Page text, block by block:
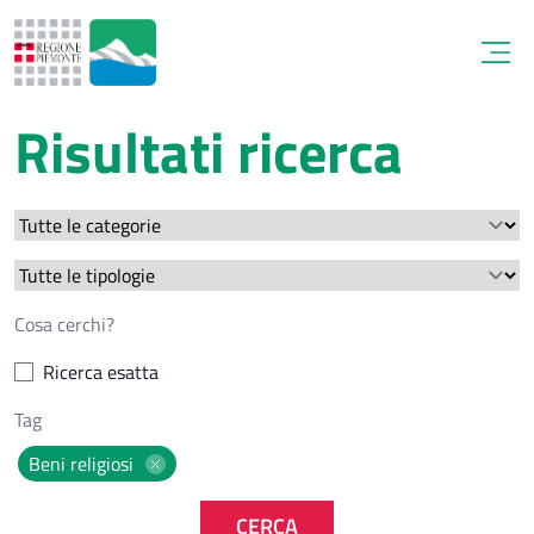
Risultati ricerca
Ricerca esatta
Beni religiosi
CERCA